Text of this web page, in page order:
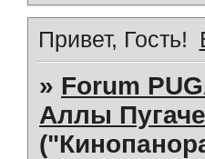
Привет, Гость!
» Forum
Аллы